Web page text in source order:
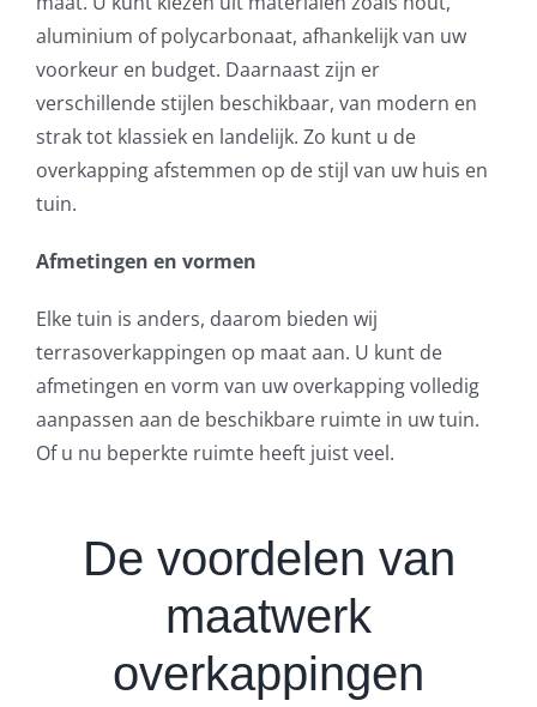
aluminium of polycarbonaat, afhankelijk van uw
voorkeur en budget. Daarnaast zijn er
verschillende stijlen beschikbaar, van modern en
strak tot klassiek en landelijk. Zo kunt u de
overkapping afstemmen op de stijl van uw huis en
tuin.
Afmetingen en vormen
Elke tuin is anders, daarom bieden wij
terrasoverkappingen op maat aan. U kunt de
afmetingen en vorm van uw overkapping volledig
aanpassen aan de beschikbare ruimte in uw tuin.
Of u nu beperkte ruimte heeft juist veel.
De voordelen van
maatwerk
overkappingen